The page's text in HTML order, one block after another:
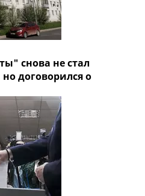
снова не стал
договорился о